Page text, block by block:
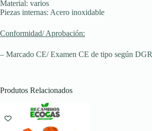
Material: varios
Piezas internas: Acero inoxidable
Conformidad/ Aprobación:
– Marcado CE/ Examen CE de tipo según DGR
Produtos Relacionados